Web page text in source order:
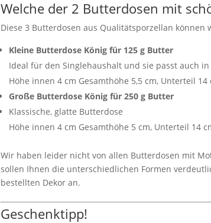
Welche der 2 Butterdosen mit
Diese 3 Butterdosen aus Qualitätsporzellan
Kleine Butterdose König für 125 g Butter
Ideal für den Singlehaushalt und sie passt auch
Höhe innen 4 cm Gesamthöhe 5,5 cm, Unterteil 14
Große Butterdose König für 250 g Butter
Klassische, glatte Butterdose
Höhe innen 4 cm Gesamthöhe 5 cm, Unterteil 14
Wir haben leider nicht von allen Butterdosen mit
sollen Ihnen die unterschiedlichen Formen
bestellten Dekor an.
Geschenktipp!